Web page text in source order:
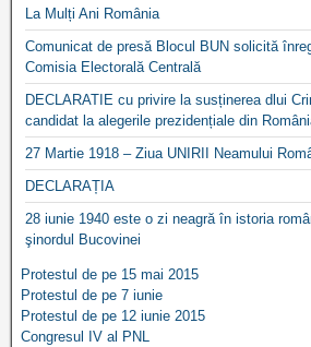
La Mulți Ani România
Comunicat de presă Blocul BUN solicită
Comisia Electorală Centrală
DECLARATIE cu privire la susținerea dlui
candidat la alegerile prezidențiale din
27 Martie 1918 – Ziua UNIRII Neamului
DECLARAȚIA
28 iunie 1940 este o zi neagră în istoria
şinordul Bucovinei
Protestul de pe 15 mai 2015
Protestul de pe 7 iunie
Protestul de pe 12 iunie 2015
Congresul IV al PNL